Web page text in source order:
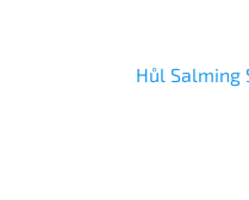
Hůl Salming